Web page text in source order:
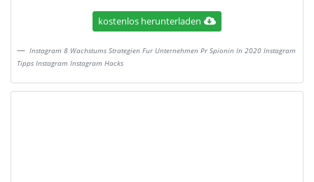
kostenlos herunterladen
Instagram 8 Wachstums Strategien Fur Unternehmen Pr Spionin In 2020 Instagram
Tipps Instagram Instagram Hacks